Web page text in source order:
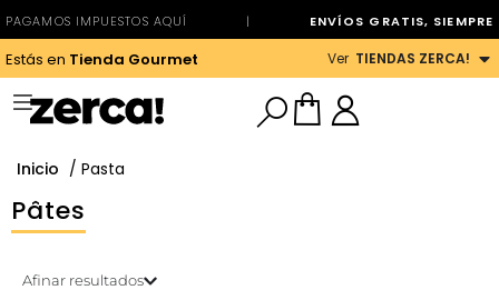
PAGAMOS IMPUESTOS AQUÍ | ENVÍOS GRATIS, SIEMPRE
Estás en Tienda Gourmet Ver TIENDAS ZERCA!
Inicio / Pasta
Pâtes
Afinar resultados